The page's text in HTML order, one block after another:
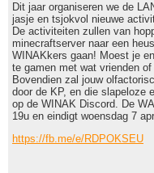
Dit jaar organiseren we de
jasje en tsjokvol nieuwe
De activiteiten zullen van
minecraftserver naar een
WINAKkers gaan! Moest je
te gamen met wat vrienden
Bovendien zal jouw
door de KP, en die slapeloze
op de WINAK Discord. De
19u en eindigt woensdag 7
https://fb.me/e/RDPOKSEU